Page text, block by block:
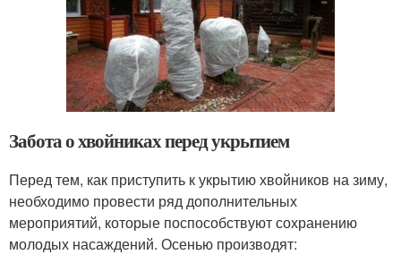
Забота о хвойниках перед укрытием
Перед тем, как приступить к укрытию хвойников на зиму,
необходимо провести ряд дополнительных
мероприятий, которые поспособствуют сохранению
молодых насаждений. Осенью производят: